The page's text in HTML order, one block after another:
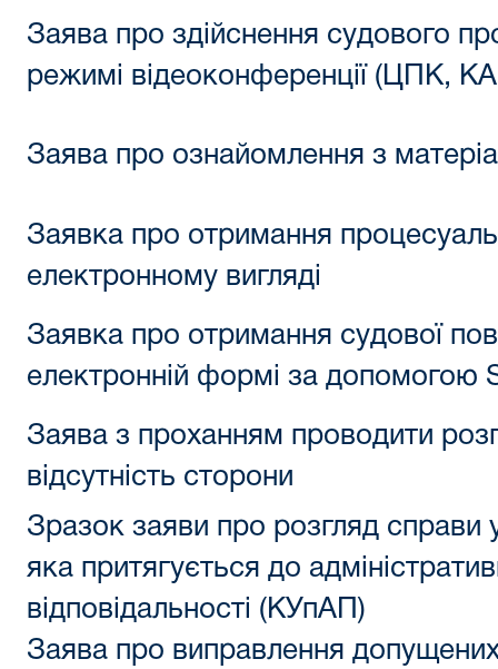
Заява про здійснення судового
режимі відеоконференції (ЦПК,
Заява про ознайомлення з
Заявка про отримання
електронному вигляді
Заявка про отримання судової
електронній формі за допомогою
Заява з проханням проводити
відсутність сторони
Зразок заяви про розгляд справи
яка притягується до
відповідальності (КУпАП)
Заява про виправлення